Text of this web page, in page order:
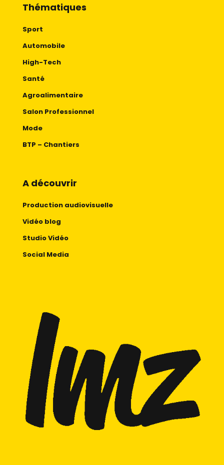
Thématiques
Sport
Automobile
High-Tech
Santé
Agroalimentaire
Salon Professionnel
Mode
BTP – Chantiers
A découvrir
Production audiovisuelle
Vidéo blog
Studio Vidéo
Social Media